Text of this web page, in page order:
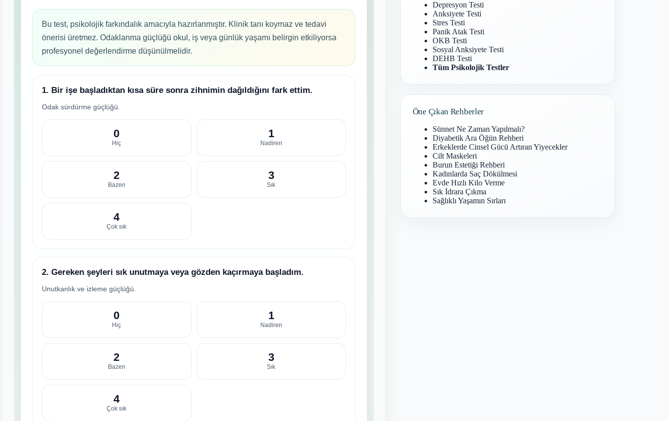
Depresyon Testi
Anksiyete Testi
Stres Testi
Panik Atak Testi
OKB Testi
Sosyal Anksiyete Testi
DEHB Testi
Tüm Psikolojik Testler
Öne Çıkan Rehberler
Sünnet Ne Zaman Yapılmalı?
Diyabetik Ara Öğün Rehberi
Erkeklerde Cinsel Gücü Artıran Yiyecekler
Cilt Maskeleri
Burun Estetiği Rehberi
Kadınlarda Saç Dökülmesi
Evde Hızlı Kilo Verme
Sık İdrara Çıkma
Sağlıklı Yaşamın Sırları